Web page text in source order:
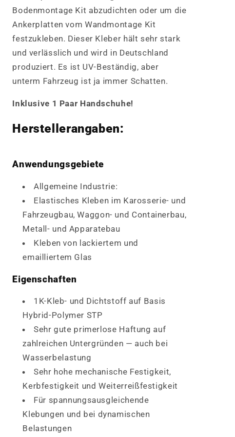
Bodenmontage Kit abzudichten oder um die
Ankerplatten vom Wandmontage Kit
festzukleben. Dieser Kleber hält sehr stark
und verlässlich und wird in Deutschland
produziert. Es ist UV-Beständig, aber
unterm Fahrzeug ist ja immer Schatten.
Inklusive 1 Paar Handschuhe!
Herstellerangaben:
Anwendungsgebiete
Allgemeine Industrie:
Elastisches Kleben im Karosserie- und
Fahrzeugbau, Waggon- und Containerbau,
Metall- und Apparatebau
Kleben von lackiertem und
emailliertem Glas
Eigenschaften
1K-Kleb- und Dichtstoff auf Basis
Hybrid-Polymer STP
Sehr gute primerlose Haftung auf
zahlreichen Untergründen — auch bei
Wasserbelastung
Sehr hohe mechanische Festigkeit,
Kerbfestigkeit und Weiterreißfestigkeit
Für spannungsausgleichende
Klebungen und bei dynamischen
Belastungen